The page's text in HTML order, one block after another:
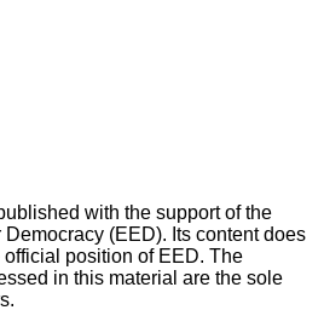
with the support of the
(EED). Its content does
position of EED. The
in this material are the sole